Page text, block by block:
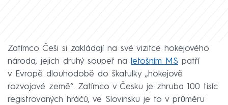
Zatímco Češi si zakládají na své vizitce hokejového
národa, jejich druhý soupeř na
letošním MS patří
v Evropě dlouhodobě do škatulky „hokejově
rozvojové země“. Zatímco v Česku je zhruba 100 tisíc
registrovaných hráčů, ve Slovinsku je to v průměru